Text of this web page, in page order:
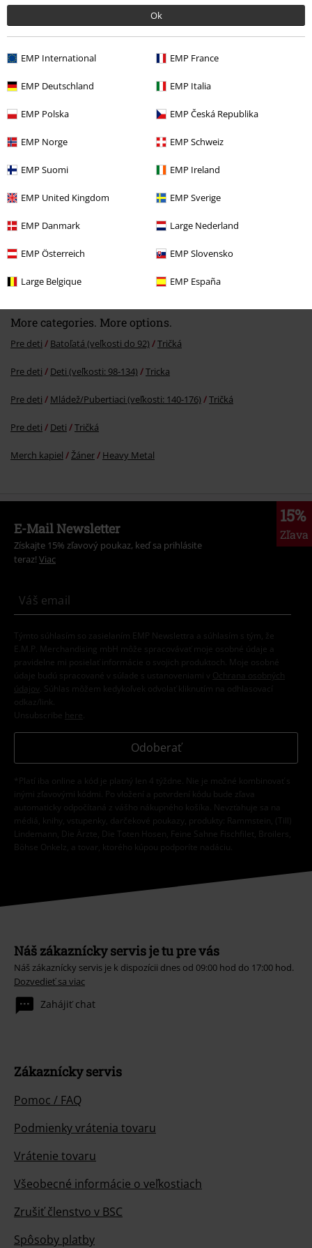
Ok
EMP International EMP France
EMP Deutschland EMP Italia
EMP Polska EMP Česká Republika
EMP Norge EMP Schweiz
EMP Suomi EMP Ireland
EMP United Kingdom EMP Sverige
EMP Danmark Large Nederland
EMP Österreich EMP Slovensko
Large Belgique EMP España
Naposledy navštívené
More categories. More options.
Pre deti Batoľatá (veľkosti do 92) Tričká
Pre deti Deti (veľkosti: 98-134) Tricka
Pre deti Mládež/Pubertiaci (veľkosti: 140-176) Tričká
Pre deti Deti Tričká
Merch kapiel Žáner Heavy Metal
15%
Zľava
E-Mail Newsletter
Získajte 15% zľavový poukaz, keď sa prihlásite
teraz! Viac
Týmto súhlasím so zasielaním EMP Newslettra a súhlasím s tým, že
E.M.P. Merchandising mbH môže spracovávať moje osobné údaje a
pravidelne mi posielať informácie o svojich produktoch. Moje osobné
údaje budú spracované v súlade s ustanoveniami v
Ochrana osobných
údajov
. Súhlas môžem kedykoľvek odvolať kliknutím na odhlasovací
odkaz/link.
Unsubscribe here
Odoberať
*Platí iba online a kód je platný len 4 týždne. Nie je možné kombinovať s
inými zľavovými kódmi. Po vložení a potvrdení kódu bude zľava
automaticky odpočítaná z vášho nákupného košíka. Nevzťahuje sa na
médiá, knihy, vstupenky, darčekové poukazy, produkty: Rammstein, (Till)
Lindemann, Die Ärzte, Die Toten Hosen, Feine Sahne Fischfilet, Broilers,
Böhse Onkelz, a tovar, ktorého kúpou podporíte nadáciu.
Náš zákaznícky servis je tu pre vás
Náš zákaznícky servis je k dispozícii dnes od 09:00 hod do 17:00 hod.
Dozvedieť sa viac
Zahájiť chat
Zákaznícky servis
Pomoc / FAQ
Podmienky vrátenia tovaru
Vrátenie tovaru
Všeobecné informácie o veľkostiach
Zrušiť členstvo v BSC
Spôsoby platby